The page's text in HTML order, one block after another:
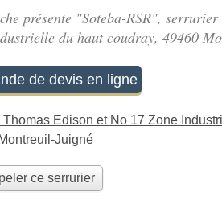
présente "Soteba-RSR", serrurier
du haut coudray, 49460
de devis en ligne
Thomas Edison et No 17 Zone
Juigné
ce serrurier